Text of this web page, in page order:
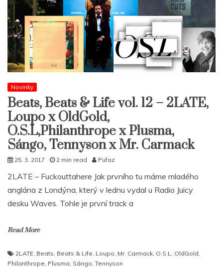
Novinky
Beats, Beats & Life vol. 12 – 2LATE,
Loupo x OldGold,
O.S.L,Philanthrope x Plusma,
Sángo, Tennyson x Mr. Carmack
25. 3. 2017 2 min read Pufaz
2LATE – Fuckouttahere Jak prvního tu máme mladého
anglána z Londýna, který v lednu vydal u Radio Juicy
desku Waves. Tohle je první track a
Read More
2LATE, Beats, Beats & Life, Loupo, Mr. Carmack, O.S.L, OldGold,
Philanthrope, Plusma, Sángo, Tennyson